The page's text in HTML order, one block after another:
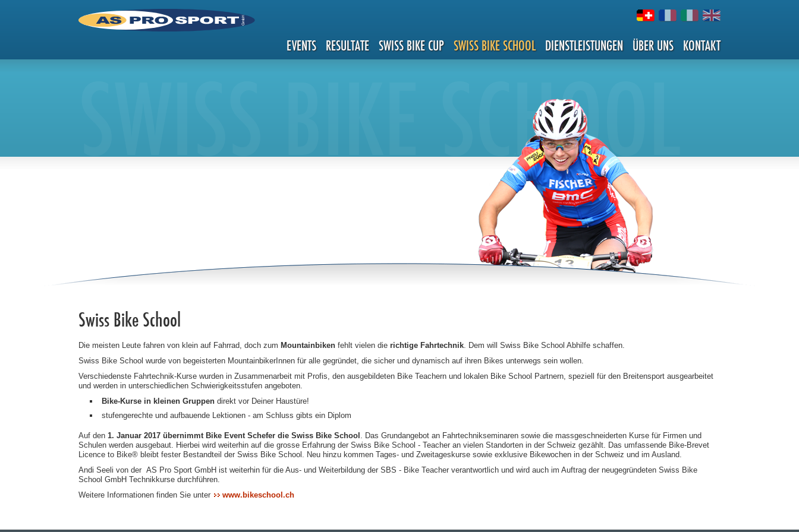
EVENTS RESULTATE SWISS BIKE CUP SWISS BIKE SCHOOL DIENSTLEISTUNGEN ÜBER UNS KONTAKT
SWISS BIKE SCHOOL
Swiss Bike School
Die meisten Leute fahren von klein auf Fahrrad, doch zum Mountainbiken fehlt vielen die richtige Fahrtechnik. Dem will Swiss Bike School Abhilfe schaffen.
Swiss Bike School wurde von begeisterten MountainbikerInnen für alle gegründet, die sicher und dynamisch auf ihren Bikes unterwegs sein wollen.
Verschiedenste Fahrtechnik-Kurse wurden in Zusammenarbeit mit Profis, den ausgebildeten Bike Teachern und lokalen Bike School Partnern, speziell für den Breitensport ausgearbeitet
und werden in unterschiedlichen Schwierigkeitsstufen angeboten.
Bike-Kurse in kleinen Gruppen direkt vor Deiner Haustüre!
stufengerechte und aufbauende Lektionen - am Schluss gibts ein Diplom
Auf den 1. Januar 2017 übernimmt Bike Event Schefer die Swiss Bike School . Das Grundangebot an Fahrtechnikseminaren sowie die massgeschneiderten Kurse für Firmen und
Schulen werden ausgebaut. Hierbei wird weiterhin auf die grosse Erfahrung der Swiss Bike School - Teacher an vielen Standorten in der Schweiz gezählt. Das umfassende Bike-Brevet
Licence to Bike® bleibt fester Bestandteil der Swiss Bike School. Neu hinzu kommen Tages- und Zweitageskurse sowie exklusive Bikewochen in der Schweiz und im Ausland.
Andi Seeli von der AS Pro Sport GmbH ist weiterhin für die Aus- und Weiterbildung der SBS - Bike Teacher verantwortlich und wird auch im Auftrag der neugegründeten Swiss Bike
School GmbH Technikkurse durchführen.
Weitere Informationen finden Sie unter
www.bikeschool.ch